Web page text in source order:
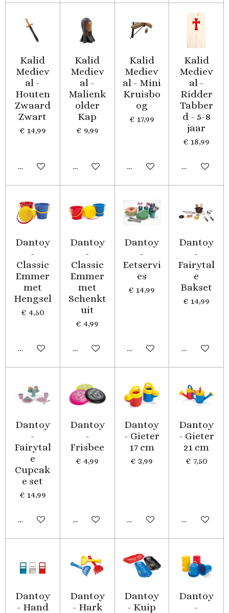
Kalid
Mediev
al -
Houten
Zwaard
Zwart
€ 14,99
In winkelwagen
Kalid
Mediev
al -
Malienk
older
Kap
€ 9,99
In winkelwagen
Kalid
Mediev
al - Mini
Kruisbo
og
€ 17,99
In winkelwagen
Kalid
Mediev
al -
Ridder
Tabber
d - 5-8
jaar
€ 18,99
In
Dantoy
-
Classic
Emmer
met
Hengsel
€ 4,50
In winkelwagen
Dantoy
-
Classic
Emmer
met
Schenkt
uit
€ 4,99
In winkelwagen
Dantoy
-
Eetservi
es
€ 14,99
In winkelwagen
Dantoy
-
Fairytal
e
Bakset
€ 14,99
In
Dantoy
-
Fairytal
e
Cupcak
e set
€ 14,99
In winkelwagen
Dantoy
-
Frisbee
€ 4,99
In winkelwagen
Dantoy
- Gieter
17 cm
€ 3,99
In winkelwagen
Dantoy
- Gieter
21 cm
€ 7,50
In
Dantoy
- Hand
Dantoy
- Hark
Dantoy
- Kuip
Dantoy
-